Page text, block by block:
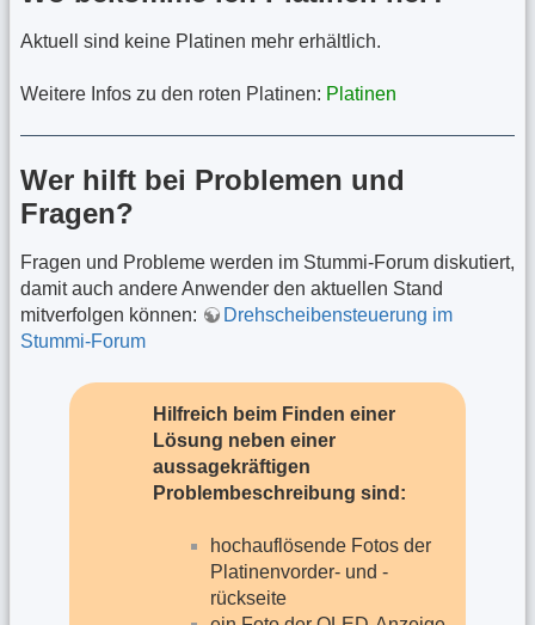
Aktuell sind keine Platinen mehr erhältlich.
Weitere Infos zu den roten Platinen: Platinen
Wer hilft bei Problemen und
Fragen?
Fragen und Probleme werden im Stummi-Forum diskutiert,
damit auch andere Anwender den aktuellen Stand
mitverfolgen können:
Drehscheibensteuerung im
Stummi-Forum
Hilfreich beim Finden einer
Lösung neben einer
aussagekräftigen
Problembeschreibung sind:
hochauflösende Fotos der
Platinenvorder- und -
rückseite